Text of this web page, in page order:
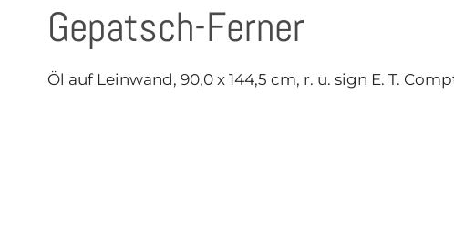
Gepatsch-Ferner
Öl auf Leinwand, 90,0 x 144,5 cm, r. u. sign E. T.